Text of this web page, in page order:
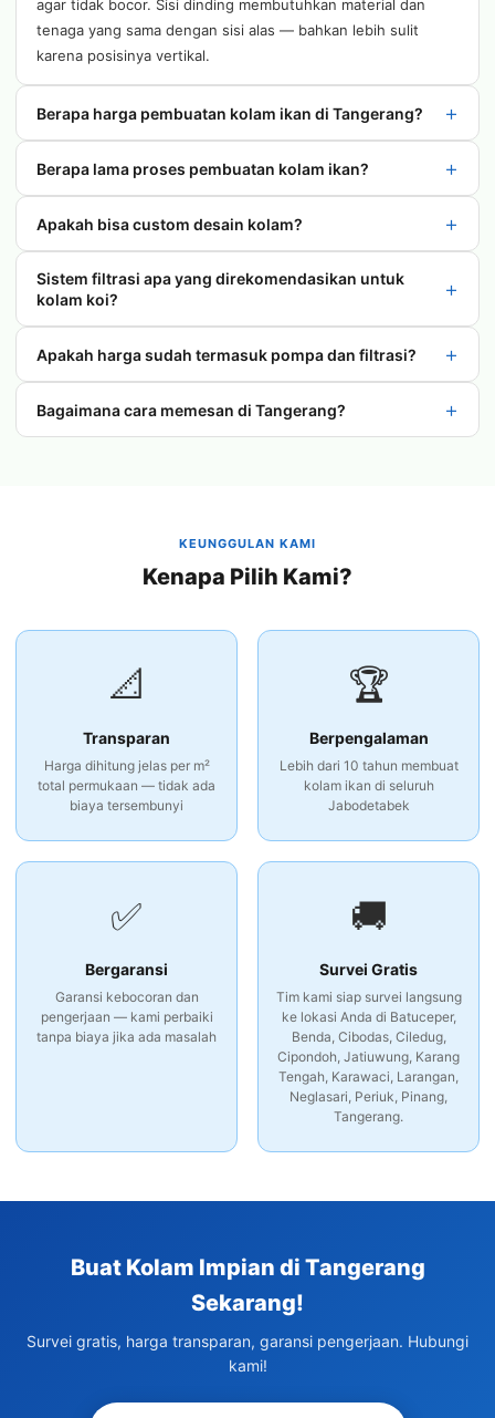
agar tidak bocor. Sisi dinding membutuhkan material dan
tenaga yang sama dengan sisi alas — bahkan lebih sulit
karena posisinya vertikal.
Berapa harga pembuatan kolam ikan di Tangerang? +
Berapa lama proses pembuatan kolam ikan? +
Apakah bisa custom desain kolam? +
Sistem filtrasi apa yang direkomendasikan untuk
kolam koi?
+
Apakah harga sudah termasuk pompa dan filtrasi? +
Bagaimana cara memesan di Tangerang? +
KEUNGGULAN KAMI
Kenapa Pilih Kami?
📐
Transparan
Harga dihitung jelas per m²
total permukaan — tidak ada
biaya tersembunyi
🏆
Berpengalaman
Lebih dari 10 tahun membuat
kolam ikan di seluruh
Jabodetabek
✅
Bergaransi
Garansi kebocoran dan
pengerjaan — kami perbaiki
tanpa biaya jika ada masalah
🚚
Survei Gratis
Tim kami siap survei langsung
ke lokasi Anda di Batuceper,
Benda, Cibodas, Ciledug,
Cipondoh, Jatiuwung, Karang
Tengah, Karawaci, Larangan,
Neglasari, Periuk, Pinang,
Tangerang.
Buat Kolam Impian di Tangerang
Sekarang!
Survei gratis, harga transparan, garansi pengerjaan. Hubungi
kami!